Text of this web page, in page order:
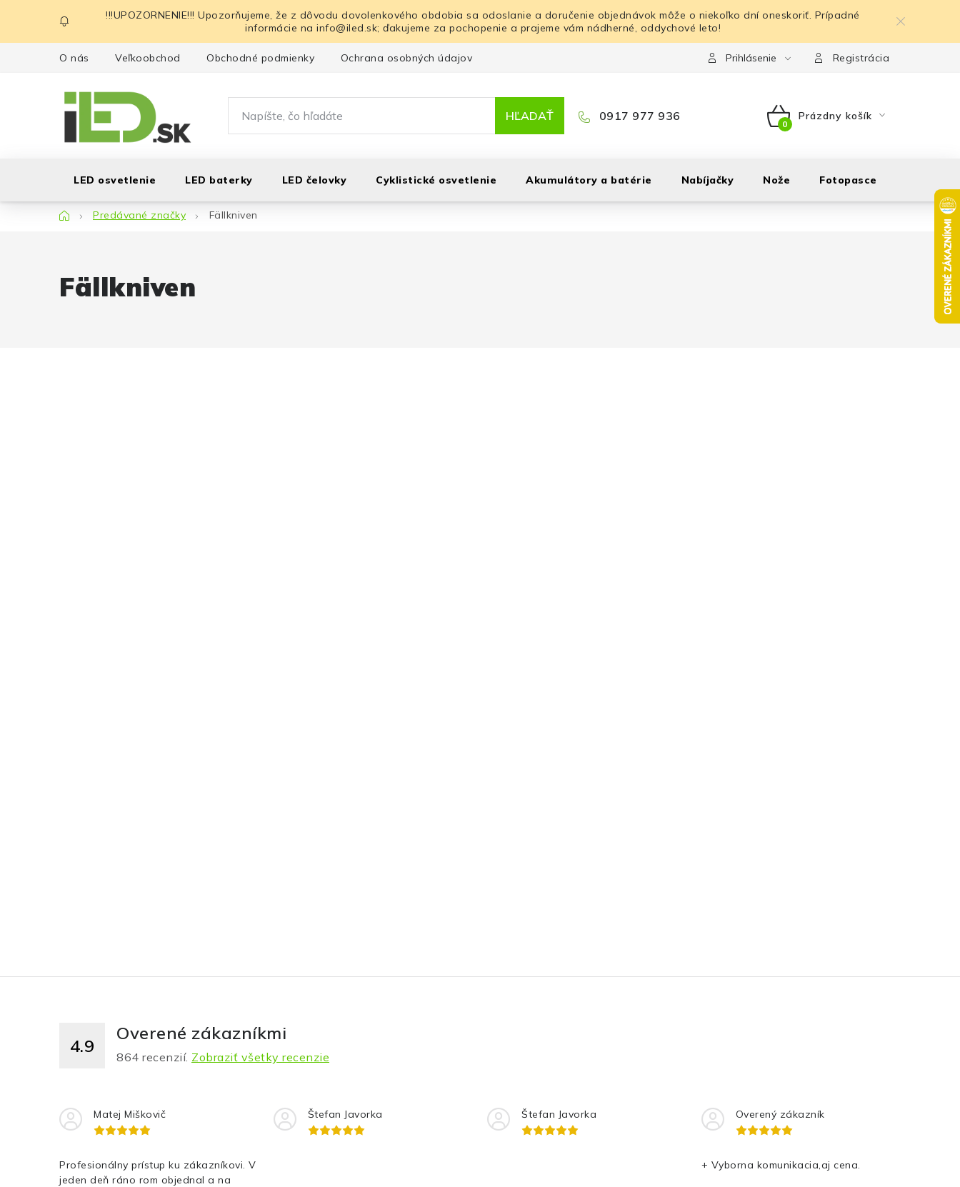
obsah
!!!UPOZORNENIE!!! Upozorňujeme, že z dôvodu dovolenkového obdobia sa odoslanie a doručenie objednávok môže o niekoľko dní oneskoriť. Prípadné
informácie na info@iled.sk; ďakujeme za pochopenie a prajeme vám nádherné, oddychové leto!
O nás Veľkoobchod Obchodné podmienky Ochrana osobných údajov Prihlásenie Registrácia
HĽADAŤ 0917 977 936
NÁKUPNÝ
Prázdny košík
LED osvetlenie LED baterky LED čelovky Cyklistické osvetlenie Akumulátory a batérie Nabíjačky Nože Fotopasce
DomovPredávané značky Fällkniven
Fällkniven
4.9
Overené zákazníkmi
864 recenzií. Zobraziť všetky recenzie
Matej Miškovič
Profesionálny prístup ku zákazníkovi. V
jeden deň ráno rom objednal a na
Štefan Javorka Štefan Javorka Overený zákazník
+ Vyborna komunikacia,aj cena.